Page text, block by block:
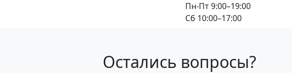
Пн-Пт 9:00–19:00
Сб 10:00–17:00
Остались вопросы?